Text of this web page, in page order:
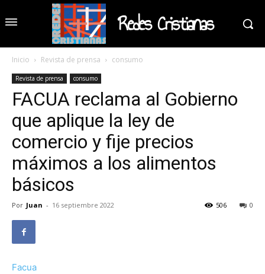
Redes Cristianas
Inicio Revista de prensa consumo
Revista de prensa consumo
FACUA reclama al Gobierno
que aplique la ley de
comercio y fije precios
máximos a los alimentos
básicos
Por Juan - 16 septiembre 2022 0
506
Facua